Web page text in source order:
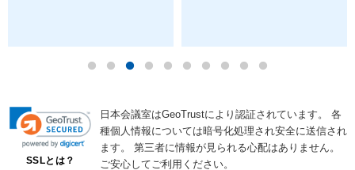
SSLとは？
日本会議室はGeoTrustにより認証されています。
各
種個人情報については暗号化処理され安全に送信され
ます。
第三者に情報が見られる心配はありません。
ご安心してご利用ください。